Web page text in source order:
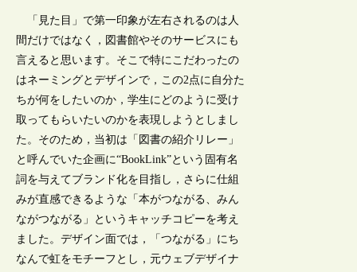
「見た目」で第一印象が左右されるのは人
間だけではなく，図書館やそのサービスにも
言えると思います。そこで特にこだわったの
はネーミングとデザインで，この2点に自分た
ちが何をしたいのか，学生にどのように受け
取ってもらいたいのかを表現しようとしまし
た。そのため，当初は「図書の紹介リレー」
と呼んでいた企画に“BookLink”という固有名
詞を与えてブランド化を目指し，さらに仕組
みが直感できるような「本がつながる、みん
ながつながる」というキャッチコピーを考え
ました。デザイン面では，「つながる」にち
なんで虹をモチーフとし，元ウェブデザイナ